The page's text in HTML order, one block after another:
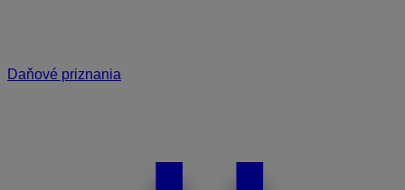
Daňové priznania